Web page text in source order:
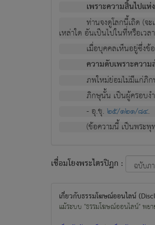
เพราะความสิ้นไปแ
ท่านจงดูโลกนี้เถิด (
เหล่าใด อันเป็นไปในที่หรือเวล
เมื่อบุคคลเห็นอยู่ซึ่งข้
ความดับเพราะควา
ภพใหม่ย่อมไม่มีแก่ภิ
ภิกษุนั้น เป็นผู้ครอบง
- อุ.ขุ.๒๕/๑๒๑/๘๔.
(ข้อความนี้ เป็นพระพุ
เชื่อมโยงพระไตรปิฏก :
เกี่ยวกับธรรมโฆษณ์ออนไลน์
แม้ระบบ "ธรรมโฆษณ์ออนไลน์" พย